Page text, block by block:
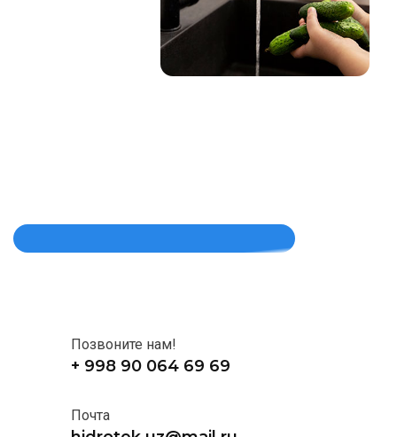
Позвоните нам!
+ 998 90 064 69 69
Почта